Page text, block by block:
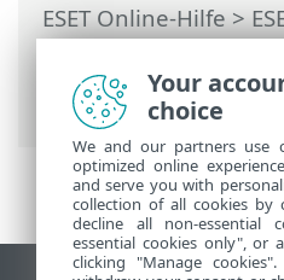
ESET Online-Hilfe>
Erweiterte
Benachrichtigungen>
Anwendungsstatus
Your
choice
We and our partners use
optimized online
and serve you with
collection of all cookies by
decline all non-essential
essential cookies only", or
clicking "Manage